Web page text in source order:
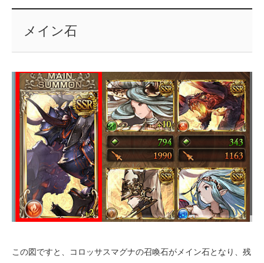
メイン石
この図ですと、コロッサスマグナの召喚石がメイン石となり、残